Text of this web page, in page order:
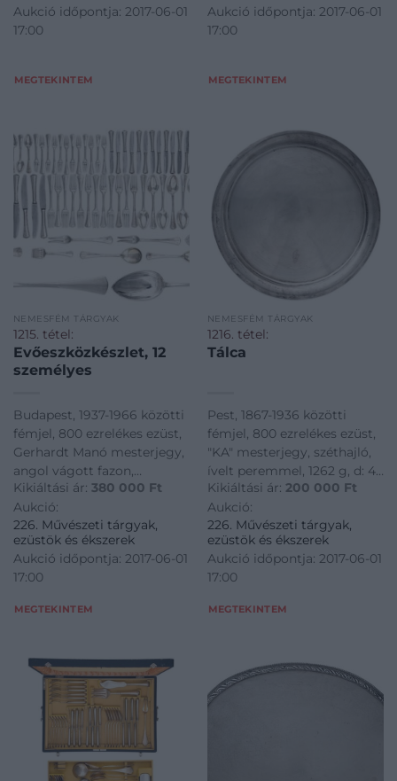
Aukció időpontja: 2017-06-01
17:00
MEGTEKINTEM
Aukció időpontja: 2017-06-01
17:00
MEGTEKINTEM
NEMESFÉM TÁRGYAK
1215. tétel:
Evőeszközkészlet, 12
személyes
Budapest, 1937-1966 közötti
fémjel, 800 ezrelékes ezüst,
Gerhardt Manó mesterjegy,
angol vágott fazon,
solingeni acél pengék,
doboz nélkül, össz.: 93 db,
Ntto.: 4033 g
Kikiáltási ár: 380 000 Ft
Aukció:
226. Művészeti tárgyak,
ezüstök és ékszerek
Aukció időpontja: 2017-06-01
17:00
MEGTEKINTEM
NEMESFÉM TÁRGYAK
1216. tétel:
Tálca
Pest, 1867-1936 közötti
fémjel, 800 ezrelékes ezüst,
"KA" mesterjegy, széthajló,
ívelt peremmel, 1262 g, d: 44
cm
Kikiáltási ár: 200 000 Ft
Aukció:
226. Művészeti tárgyak,
ezüstök és ékszerek
Aukció időpontja: 2017-06-01
17:00
MEGTEKINTEM